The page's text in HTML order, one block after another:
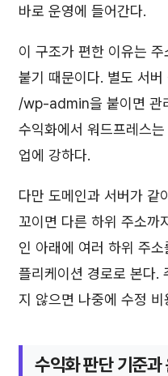
바로 운영에 들어간다.
이 구조가 편한 이유는
붙기 때문이다. 별도 서버
/wp-admin을 붙이면 관
수익화에서 워드프레스
업에 강하다.
다만 도메인과 서버가 같
꼬이면 다른 하위 주소까
인 아래에 여러 하위 주
플리케이션 경로로 본다.
지 않으면 나중에 수정 비
수익화 판단 기준과